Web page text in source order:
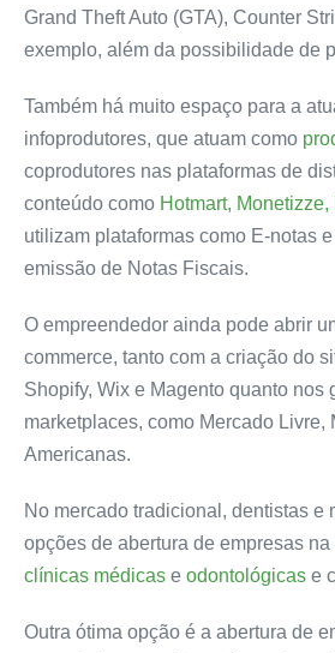
Grand Theft Auto (GTA), Counter
exemplo, além da possibilidade de
Também há muito espaço para a
infoprodutores, que atuam como
coprodutores nas plataformas de
conteúdo como Hotmart,
utilizam plataformas como E-notas
emissão de Notas Fiscais.
O empreendedor ainda pode abrir
commerce, tanto com a criação do
Shopify, Wix e Magento quanto nos
marketplaces, como Mercado Livre,
Americanas.
No mercado tradicional, dentistas e
opções de abertura de empresas
clínicas médicas e odontológicas e
Outra ótima opção é a abertura de